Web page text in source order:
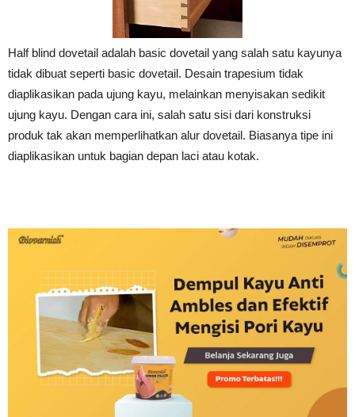
Half blind dovetail adalah basic dovetail yang salah satu kayunya
tidak dibuat seperti basic dovetail. Desain trapesium tidak
diaplikasikan pada ujung kayu, melainkan menyisakan sedikit
ujung kayu. Dengan cara ini, salah satu sisi dari konstruksi
produk tak akan memperlihatkan alur dovetail. Biasanya tipe ini
diaplikasikan untuk bagian depan laci atau kotak.